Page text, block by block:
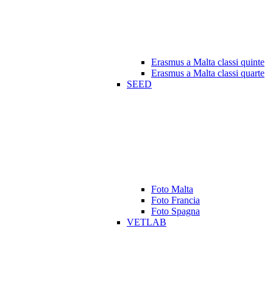
Erasmus a Malta classi quinte
Erasmus a Malta classi quarte
SEED
Foto Malta
Foto Francia
Foto Spagna
VETLAB